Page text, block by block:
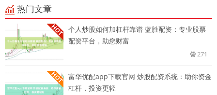
热门文章
个人炒股如何加杠杆靠谱 蓝胜配资：专业股票
配资平台，助您财富
271
富华优配app下载官网 炒股配资系统：助你资金
杠杆，投资更轻